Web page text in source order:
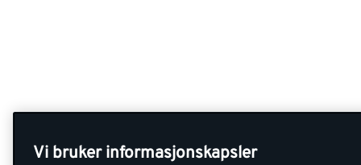
Vi bruker informasjonskapsler